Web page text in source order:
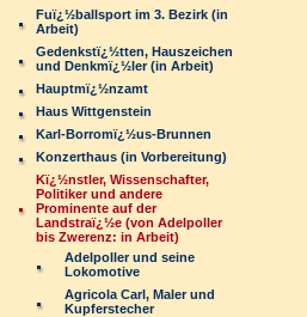
Fuï¿½ballsport im 3. Bezirk (in
Arbeit)
Gedenkstï¿½tten, Hauszeichen
und Denkmï¿½ler (in Arbeit)
Hauptmï¿½nzamt
Haus Wittgenstein
Karl-Borromï¿½us-Brunnen
Konzerthaus (in Vorbereitung)
Kï¿½nstler, Wissenschafter,
Politiker und andere
Prominente auf der
Landstraï¿½e (von Adelpoller
bis Zwerenz: in Arbeit)
Adelpoller und seine
Lokomotive
Agricola Carl, Maler und
Kupferstecher